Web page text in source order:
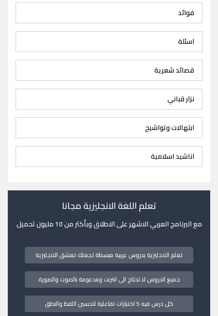
فوائد
اسئلة
قصائد شعرية
نزار قباني
ابتهالات وتواشيح
اناشيد اسلامية
تعلم اللغة الانجليزية مجانا
مع البرنامج العربي الاشهر على الاطلاق وبأكثر من 10 مليون تحميل
تعلم الانجليزية بدروس عربية مبسطة تجعلك تعشق الانجليزية
جميع الدروس لا تحتاج الى انترنت ومدعومة بالصوت والصورة
كل درس فيه 5 اختبارات تفاعلية لتحسين اللفظ والنطق